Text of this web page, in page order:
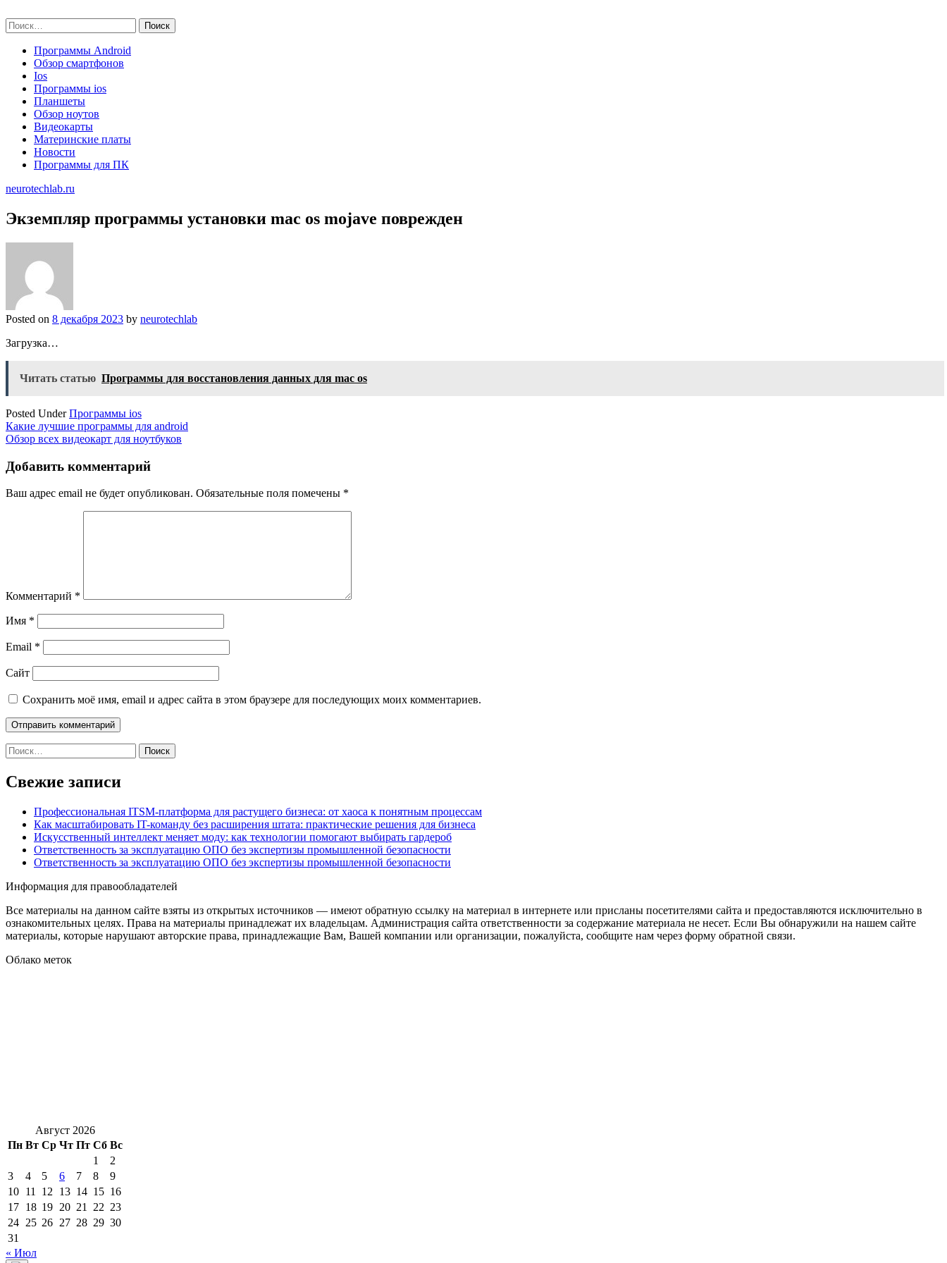
to
content
Найти:
Программы Android
Обзор смартфонов
Ios
Программы ios
Планшеты
Обзор ноутов
Видеокарты
Материнские платы
Новости
Программы для ПК
neurotechlab.ru
Экземпляр программы установки mac os mojave поврежден
Posted on 8 декабря 2023 by neurotechlab
Загрузка…
Читать статью Программы для восстановления данных для mac os
Posted UnderПрограммы ios
Навигация
по
записям
Какие лучшие программы для android
Обзор всех видеокарт для ноутбуков
Добавить комментарий
Ваш адрес email не будет опубликован. Обязательные поля помечены *
Комментарий *
Имя *
Email *
Сайт
Сохранить моё имя, email и адрес сайта в этом браузере для последующих моих комментариев.
Найти:
Свежие записи
Профессиональная ITSM-платформа для растущего бизнеса: от хаоса к понятным процессам
Как масштабировать IT-команду без расширения штата: практические решения для бизнеса
Искусственный интеллект меняет моду: как технологии помогают выбирать гардероб
Ответственность за эксплуатацию ОПО без экспертизы промышленной безопасности
Ответственность за эксплуатацию ОПО без экспертизы промышленной безопасности
Информация для правообладателей
Все материалы на данном сайте взяты из открытых источников — имеют обратную ссылку на материал в интернете или присланы посетителями сайта и предоставляются исключительно в
ознакомительных целях. Права на материалы принадлежат их владельцам. Администрация сайта ответственности за содержание материала не несет. Если Вы обнаружили на нашем сайте
материалы, которые нарушают авторские права, принадлежащие Вам, Вашей компании или организации, пожалуйста, сообщите нам через форму обратной связи.
Облако меток
Август 2026
Пн Вт Ср Чт Пт Сб Вс
1
2
3
4 5 6 7 8
9
10 11 12 13 14 15 16
17 18 19 20 21 22 23
24 25 26 27 28 29 30
31
« Июл